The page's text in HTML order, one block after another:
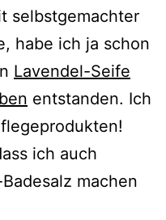
selbstgemachter
habe ich ja schon
Lavendel-Seife
entstanden. Ich
ich auch
machen